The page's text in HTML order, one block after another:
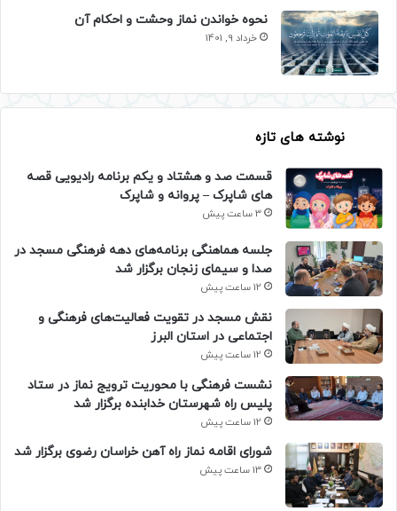
نحوه خواندن نماز وحشت و احکام آن
خرداد 9, 1401
نوشته های تازه
قسمت صد و هشتاد و یکم برنامه رادیویی قصه
های شاپرک – پروانه و شاپرک
3 ساعت پیش
جلسه هماهنگی برنامه‌های دهه فرهنگی مسجد در
صدا و سیمای زنجان برگزار شد
12 ساعت پیش
نقش مسجد در تقویت فعالیت‌های فرهنگی و
اجتماعی در استان البرز
12 ساعت پیش
نشست فرهنگی با محوریت ترویج نماز در ستاد
پلیس راه شهرستان خدابنده برگزار شد
12 ساعت پیش
شورای اقامه نماز راه آهن خراسان رضوی برگزار شد
13 ساعت پیش